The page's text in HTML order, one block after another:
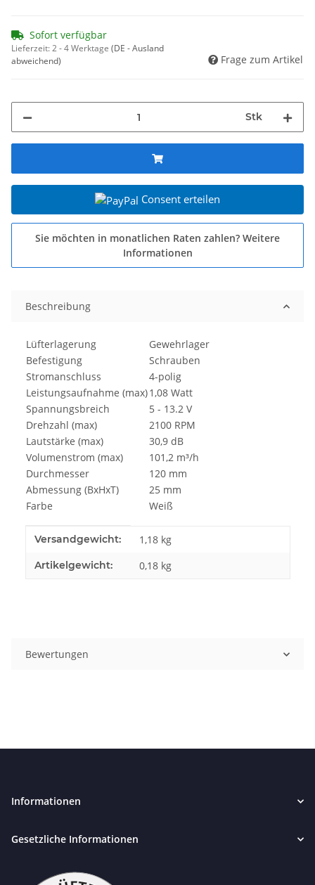
Sofort verfügbar
Lieferzeit:2 - 4 Werktage (DE - Ausland
abweichend)
Frage zum Artikel
Stk
Consent erteilen
Sie möchten in monatlichen Raten zahlen? Weitere
Informationen
Beschreibung
Lüfterlagerung
Gewehrlager
Befestigung
Schrauben
Stromanschluss
4-polig
Leistungsaufnahme (max)1,08 Watt
Spannungsbreich
5 - 13.2 V
Drehzahl (max)
2100 RPM
Lautstärke (max)
30,9 dB
Volumenstrom (max)
101,2 m³/h
Durchmesser
120 mm
Abmessung (BxHxT)
25 mm
Farbe
Weiß
Produkteigenschaft
Wert
Versandgewicht: 1,18 kg
Artikelgewicht: 0,18 kg
Bewertungen
Informationen
Gesetzliche Informationen